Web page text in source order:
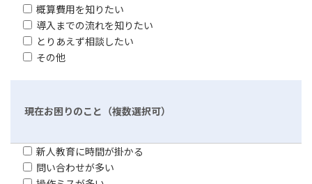
概算費用を知りたい
導入までの流れを知りたい
とりあえず相談したい
その他
現在お困りのこと（複数選択可）
新人教育に時間が掛かる
問い合わせが多い